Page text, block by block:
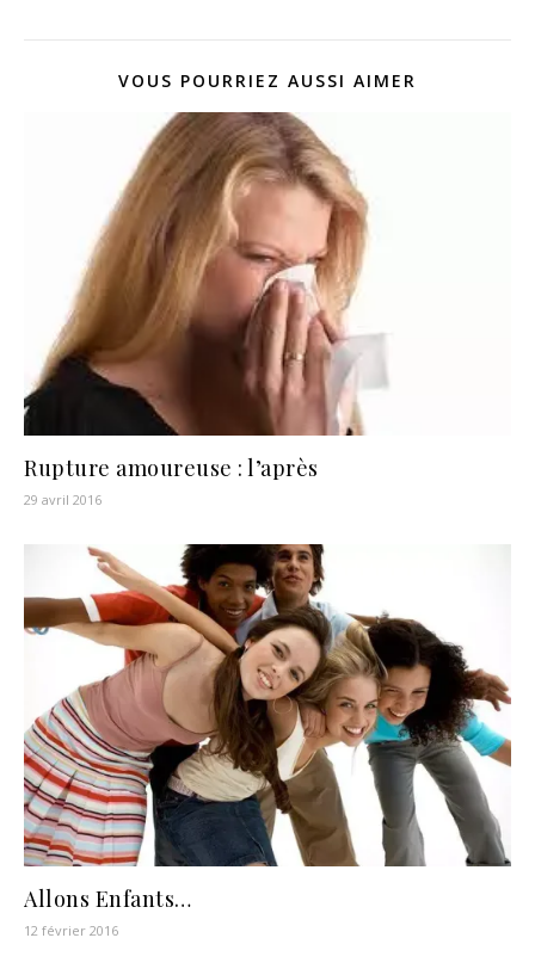
VOUS POURRIEZ AUSSI AIMER
Rupture amoureuse : l’après
29 avril 2016
Allons Enfants…
12 février 2016